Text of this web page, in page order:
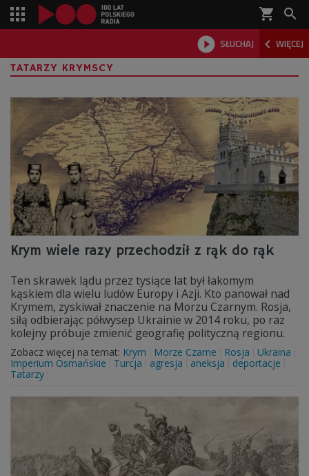
shopping_cart 
 SŁUCHAJ  WIĘCEJ

TATARZY KRYMSCY
Krym wiele razy przechodził z rąk do rąk
Ten skrawek lądu przez tysiące lat był łakomym
kąskiem dla wielu ludów Europy i Azji. Kto panował nad
Krymem, zyskiwał znaczenie na Morzu Czarnym. Rosja,
siłą odbierając półwysep Ukrainie w 2014 roku, po raz
kolejny próbuje zmienić geografię polityczną regionu.
Zobacz więcej na temat: Krym Morze Czarne Rosja
Ukraina
Imperium Osmańskie
Turcja agresja aneksja
deportacje
Tatarzy